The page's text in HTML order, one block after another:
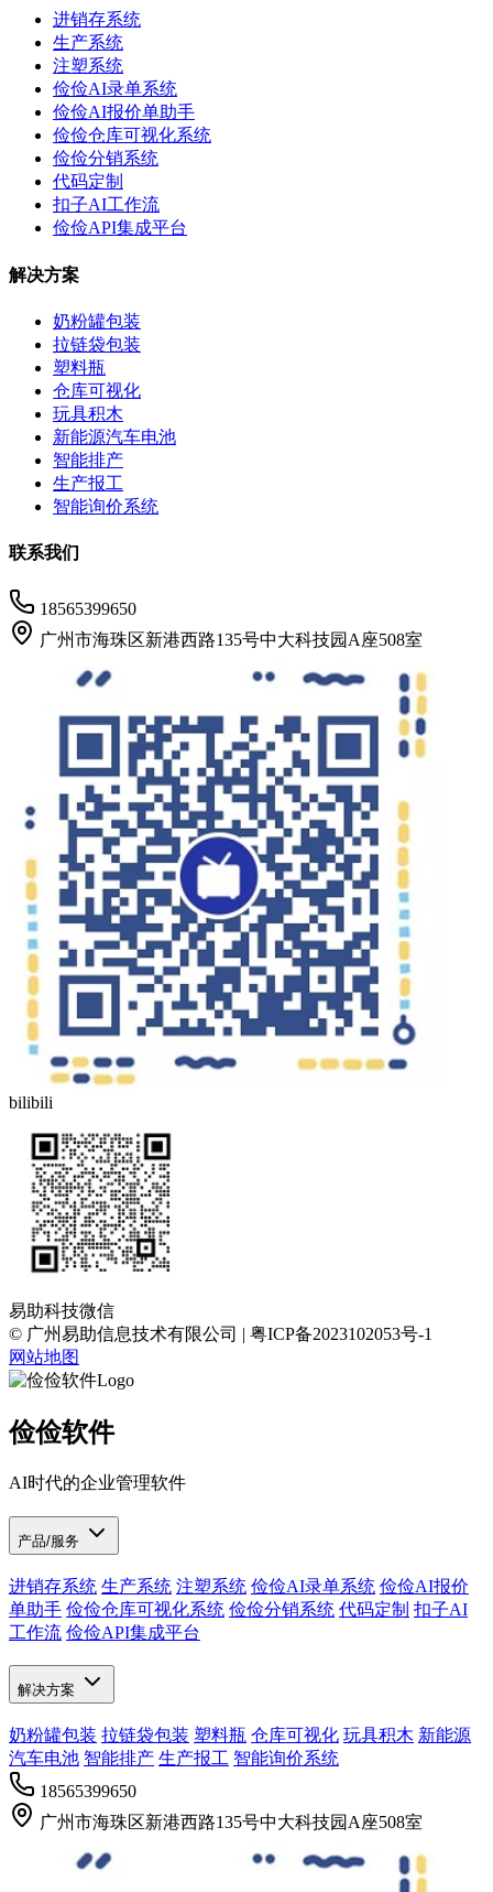
进销存系统
生产系统
注塑系统
俭俭AI录单系统
俭俭AI报价单助手
俭俭仓库可视化系统
俭俭分销系统
代码定制
扣子AI工作流
俭俭API集成平台
解决方案
奶粉罐包装
拉链袋包装
塑料瓶
仓库可视化
玩具积木
新能源汽车电池
智能排产
生产报工
智能询价系统
联系我们
18565399650
广州市海珠区新港西路135号中大科技园A座508室
bilibili
易助科技微信
© 广州易助信息技术有限公司 | 粤ICP备2023102053号-1
网站地图
俭俭软件
AI时代的企业管理软件
产品/服务
进销存系统 生产系统 注塑系统 俭俭AI录单系统 俭俭AI报价
单助手 俭俭仓库可视化系统 俭俭分销系统 代码定制 扣子AI
工作流 俭俭API集成平台
解决方案
奶粉罐包装 拉链袋包装 塑料瓶 仓库可视化 玩具积木 新能源
汽车电池 智能排产 生产报工 智能询价系统
18565399650
广州市海珠区新港西路135号中大科技园A座508室